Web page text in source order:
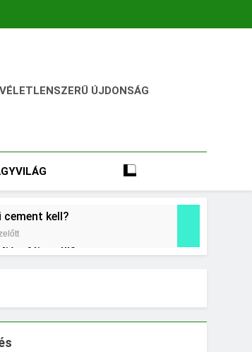
VÉLETLENSZERŰ ÚJDONSÁG
cement kell?
fáj a váll?